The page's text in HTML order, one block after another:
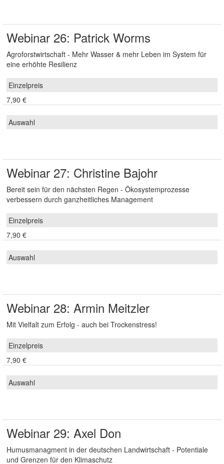
Webinar 26: Patrick Worms
Agroforstwirtschaft - Mehr Wasser & mehr Leben im System für
eine erhöhte Resilienz
7,90 €
Webinar 27: Christine Bajohr
Bereit sein für den nächsten Regen - Ökosystemprozesse
verbessern durch ganzheitliches Management
7,90 €
Webinar 28: Armin Meitzler
Mit Vielfalt zum Erfolg - auch bei Trockenstress!
7,90 €
Webinar 29: Axel Don
Humusmanagment in der deutschen Landwirtschaft - Potentiale
und Grenzen für den Klimaschutz